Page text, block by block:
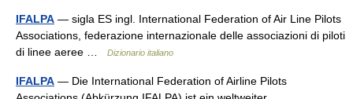
IFALPA — sigla ES ingl. International Federation of Air Line Pilots
Associations, federazione internazionale delle associazioni di piloti
di linee aeree …
Dizionario italiano
IFALPA — Die International Federation of Airline Pilots